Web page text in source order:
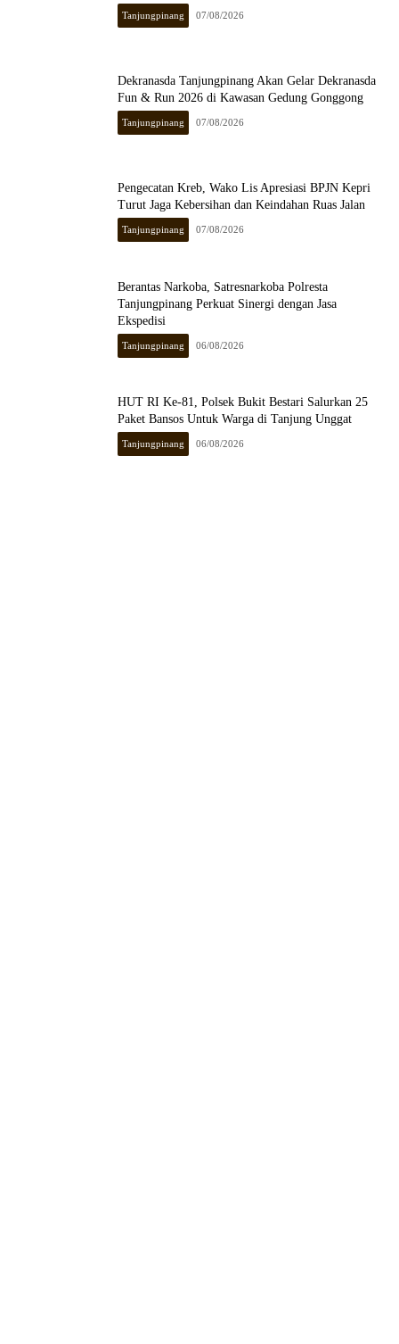
Tanjungpinang 07/08/2026
Dekranasda Tanjungpinang Akan Gelar Dekranasda
Fun & Run 2026 di Kawasan Gedung Gonggong
Tanjungpinang 07/08/2026
Pengecatan Kreb, Wako Lis Apresiasi BPJN Kepri
Turut Jaga Kebersihan dan Keindahan Ruas Jalan
Tanjungpinang 07/08/2026
Berantas Narkoba, Satresnarkoba Polresta
Tanjungpinang Perkuat Sinergi dengan Jasa
Ekspedisi
Tanjungpinang 06/08/2026
HUT RI Ke-81, Polsek Bukit Bestari Salurkan 25
Paket Bansos Untuk Warga di Tanjung Unggat
Tanjungpinang 06/08/2026